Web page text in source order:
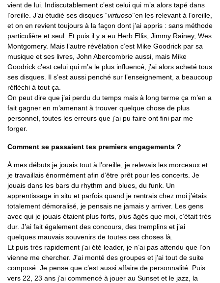
vient de lui. Indiscutablement c’est celui qui m’a alors tapé dans
l’oreille. J’ai étudié ses disques “virtuoso’’en les relevant à l’oreille,
et on en revient toujours à la façon dont j’ai appris : sans méthode
particulière et seul. Et puis il y a eu Herb Ellis, Jimmy Rainey, Wes
Montgomery. Mais l’autre révélation c’est Mike Goodrick par sa
musique et ses livres, John Abercombrie aussi, mais Mike
Goodrick c’est celui qui m’a le plus influencé, j’ai alors acheté tous
ses disques. Il s’est aussi penché sur l’enseignement, a beaucoup
réfléchi à tout ça.
On peut dire que j’ai perdu du temps mais à long terme ça m’en a
fait gagner en m’amenant à trouver quelque chose de plus
personnel, toutes les erreurs que j’ai pu faire ont fini par me
forger.
Comment se passaient tes premiers engagements ?
À mes débuts je jouais tout à l’oreille, je relevais les morceaux et
je travaillais énormément afin d’être prêt pour les concerts. Je
jouais dans les bars du rhythm and blues, du funk. Un
apprentissage in situ et parfois quand je rentrais chez moi j’étais
totalement démoralisé, je pensais ne jamais y arriver. Les gens
avec qui je jouais étaient plus forts, plus âgés que moi, c’était très
dur. J’ai fait également des concours, des tremplins et j’ai
quelques mauvais souvenirs de toutes ces choses là.
Et puis très rapidement j’ai été leader, je n’ai pas attendu que l’on
vienne me chercher. J’ai monté des groupes et j’ai tout de suite
composé. Je pense que c’est aussi affaire de personnalité. Puis
vers 22, 23 ans j’ai commencé à jouer au Sunset et le jazz, la